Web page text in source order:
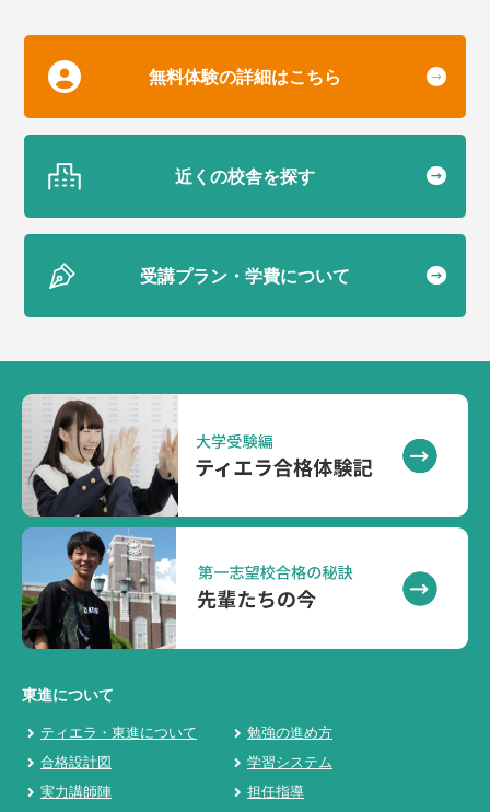
無料体験の詳細はこちら
近くの校舎を探す
受講プラン・学費について
東進について
ティエラ・東進について
勉強の進め方
合格設計図
学習システム
実力講師陣
担任指導